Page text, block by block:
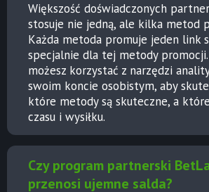
Większość doświadczonych
stosuje nie jedną, ale kilka metod
Każda metoda promuje jeden link
specjalnie dla tej metody
możesz korzystać z narzędzi
swoim koncie osobistym, aby
które metody są skuteczne, a
czasu i wysiłku.
Czy program partnerski
przenosi ujemne salda?